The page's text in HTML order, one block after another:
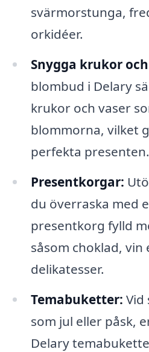
svärmorstunga,
orkidéer.
Snygga krukor
blombud i Delary
krukor och vaser
blommorna, vilket
perfekta presenten.
Presentkorgar:
du överraska med
presentkorg fylld
såsom choklad, vin
delikatesser.
Temabuketter: Vid
som jul eller påsk,
Delary